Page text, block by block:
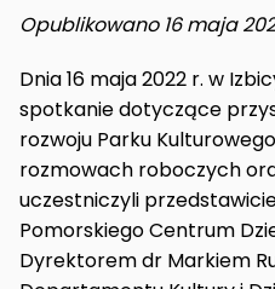
Opublikowano 16 maja
Dnia 16 maja 2022 r. w
spotkanie dotyczące
rozwoju Parku
rozmowach roboczych
uczestniczyli
Pomorskiego Centrum
Dyrektorem dr Markiem